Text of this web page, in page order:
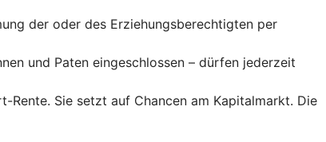
der oder des Erziehungsberechtigten per
und Paten eingeschlossen – dürfen jederzeit
Sie setzt auf Chancen am Kapitalmarkt. Die